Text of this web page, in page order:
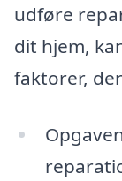
udføre
dit hjem,
faktorer,